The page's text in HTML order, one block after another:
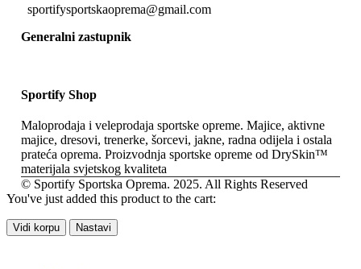
sportifysportskaoprema@gmail.com
Generalni zastupnik
Sportify Shop
Maloprodaja i veleprodaja sportske opreme. Majice, aktivne
majice, dresovi, trenerke, šorcevi, jakne, radna odijela i ostala
prateća oprema. Proizvodnja sportske opreme od DrySkin™
materijala svjetskog kvaliteta
© Sportify Sportska Oprema. 2025. All Rights Reserved
You've just added this product to the cart:
Vidi korpu Nastavi